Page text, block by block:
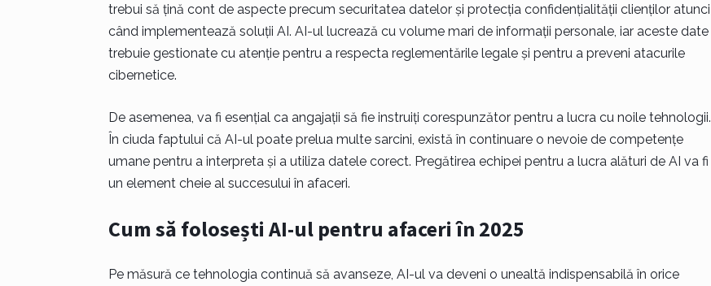
trebui să țină cont de aspecte precum securitatea datelor și protecția confidențialității clienților atunci
când implementează soluții AI. AI-ul lucrează cu volume mari de informații personale, iar aceste date
trebuie gestionate cu atenție pentru a respecta reglementările legale și pentru a preveni atacurile
cibernetice.
De asemenea, va fi esențial ca angajații să fie instruiți corespunzător pentru a lucra cu noile tehnologii.
În ciuda faptului că AI-ul poate prelua multe sarcini, există în continuare o nevoie de competențe
umane pentru a interpreta și a utiliza datele corect. Pregătirea echipei pentru a lucra alături de AI va fi
un element cheie al succesului în afaceri.
Cum să folosești AI-ul pentru afaceri în 2025
Pe măsură ce tehnologia continuă să avanseze, AI-ul va deveni o unealtă indispensabilă în orice